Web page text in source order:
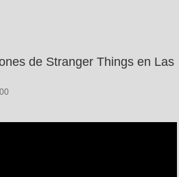
de Stranger Things en Las